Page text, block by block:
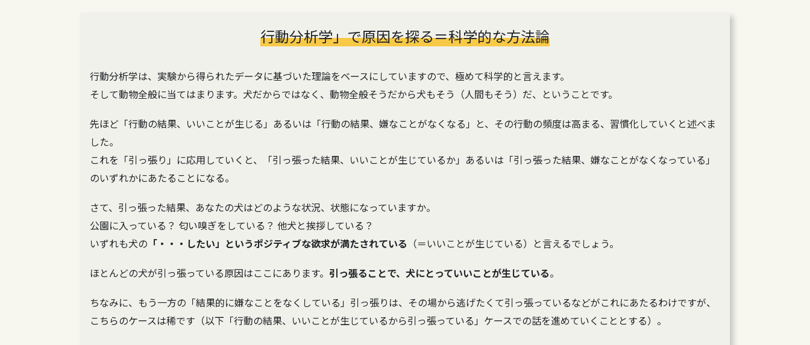
行動分析学」で原因を探る＝科学的な方法論
行動分析学は、実験から得られたデータに基づいた理論をベースにしていますので、極めて科学的と言えます。
そして動物全般に当てはまります。犬だからではなく、動物全般そうだから犬もそう（人間もそう）だ、ということです。
先ほど「行動の結果、いいことが生じる」あるいは「行動の結果、嫌なことがなくなる」と、その行動の頻度は高まる、習慣化していくと述べま
した。
これを「引っ張り」に応用していくと、「引っ張った結果、いいことが生じているか」あるいは「引っ張った結果、嫌なことがなくなっている」
のいずれかにあたることになる。
さて、引っ張った結果、あなたの犬はどのような状況、状態になっていますか。
公園に入っている？ 匂い嗅ぎをしている？ 他犬と挨拶している？
いずれも犬の 「・・・したい」というポジティブな欲求が満たされている （＝いいことが生じている）と言えるでしょう。
ほとんどの犬が引っ張っている原因はここにあります。 引っ張ることで、犬にとっていいことが生じている。
ちなみに、もう一方の「結果的に嫌なことをなくしている」引っ張りは、その場から逃げたくて引っ張っているなどがこれにあたるわけですが、
こちらのケースは稀です（以下「行動の結果、いいことが生じているから引っ張っている」ケースでの話を進めていくこととする）。